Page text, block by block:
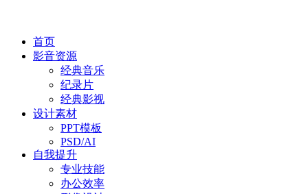
首页
影音资源
经典音乐
纪录片
经典影视
设计素材
PPT模板
PSD/AI
自我提升
专业技能
办公效率